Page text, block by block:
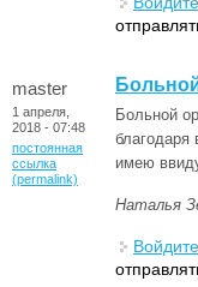
master
1 апреля,
2018 - 07:48
постоянная
ссылка
(permalink)
Больной
благодаря
имею
Наталья
Войдите